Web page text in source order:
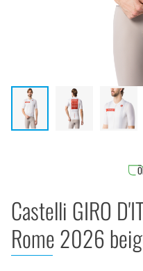
Castelli GIRO
Rome 2026